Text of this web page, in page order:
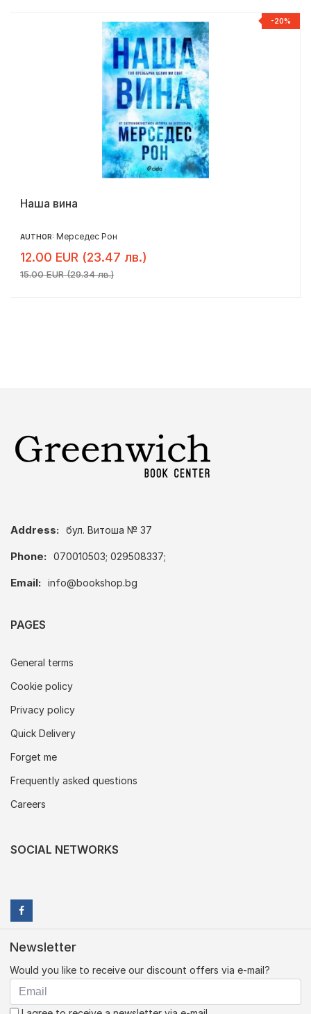
-20%
Наша вина
AUTHOR: Мерседес Рон
12.00 EUR (23.47 лв.)
15.00 EUR (29.34 лв.)
Address: бул. Витоша № 37
Phone: 070010503; 029508337;
Email: info@bookshop.bg
PAGES
General terms
Cookie policy
Privacy policy
Quick Delivery
Forget me
Frequently asked questions
Careers
SOCIAL NETWORKS
Newsletter
Would you like to receive our discount offers via e-mail?